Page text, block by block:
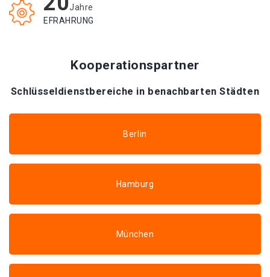
Jahre
EFRAHRUNG
Kooperationspartner
Schlüsseldienstbereiche in benachbarten Städten
Berlin
Hamburg
München